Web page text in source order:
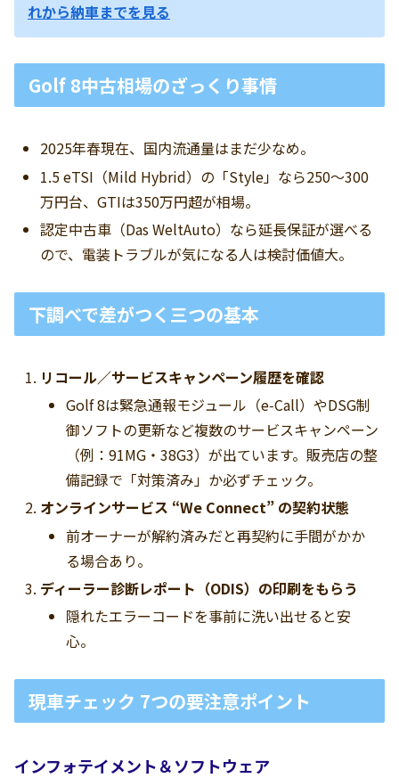
れから納車までを見る
Golf 8中古相場のざっくり事情
2025年春現在、国内流通量はまだ少なめ。
1.5 eTSI（Mild Hybrid）の「Style」なら250〜300
万円台、GTIは350万円超が相場。
認定中古車（Das WeltAuto）なら延長保証が選べる
ので、電装トラブルが気になる人は検討価値大。
下調べで差がつく三つの基本
リコール／サービスキャンペーン履歴を確認
Golf 8は緊急通報モジュール（e‑Call）やDSG制
御ソフトの更新など複数のサービスキャンペーン
（例：91MG・38G3）が出ています。販売店の整
備記録で「対策済み」か必ずチェック。
オンラインサービス “We Connect” の契約状態
前オーナーが解約済みだと再契約に手間がかか
る場合あり。
ディーラー診断レポート（ODIS）の印刷をもらう
隠れたエラーコードを事前に洗い出せると安
心。
現車チェック 7つの要注意ポイント
インフォテイメント＆ソフトウェア